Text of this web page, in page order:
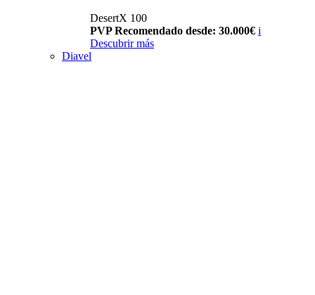
DesertX 100
PVP Recomendado desde: 30.000€ i
Descubrir más
Diavel